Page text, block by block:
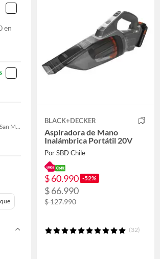
en
Sodimac Cerrillos, Sodimac Maipú, Sodimac San Miguel, Sodimac El Bosque, Sodimac San Bernardo, Constructor Cantagallo, Sodimac Talagante, Sodimac San Fernando
BLACK+DECKER
Aspiradora de Mano
Inalámbrica Portátil 20V
Por SBD Chile
$ 60.990 -52%
$ 66.990
$ 127.990
(32)